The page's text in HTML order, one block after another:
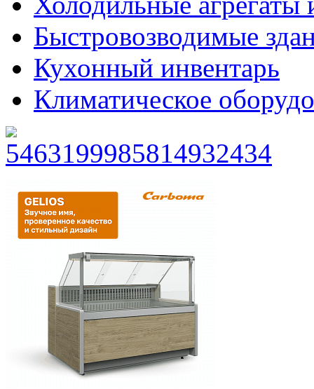
Быстровозводимые
Кухонный инвентарь
Климатическое